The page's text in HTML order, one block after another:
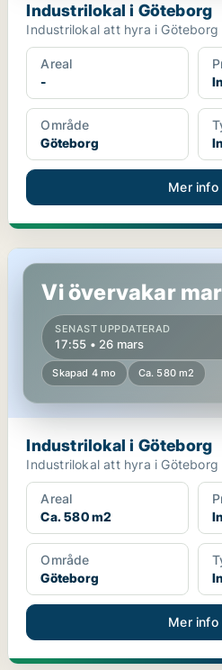
Industrilokal i Göteborg
Industrilokal att hyra i Göteborg
Areal
-
Område
Göteborg
Mer info
Industrilokal i Göteborg
Vi övervakar
SENAST UPPDATERAD
17:55 • 26 mars
Skapad 4 mo Ca. 580 m2
Industrilokal i Göteborg
Industrilokal att hyra i Göteborg
Areal
Ca. 580 m2
Område
Göteborg
Mer info